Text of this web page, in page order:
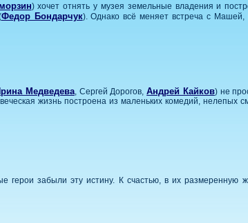
) хочет отнять у музея земельные владения и
Федор Бондарчук). Однако всё меняет встреча с
Медведева, Сергей Дорогов,Андрей Кайков) не
жизнь построена из маленьких комедий, нелепых
герои забыли эту истину. К счастью, в их